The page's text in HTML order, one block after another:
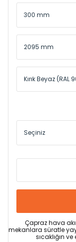
Çapraz hava
mekanlara süratle
sıcaklığın